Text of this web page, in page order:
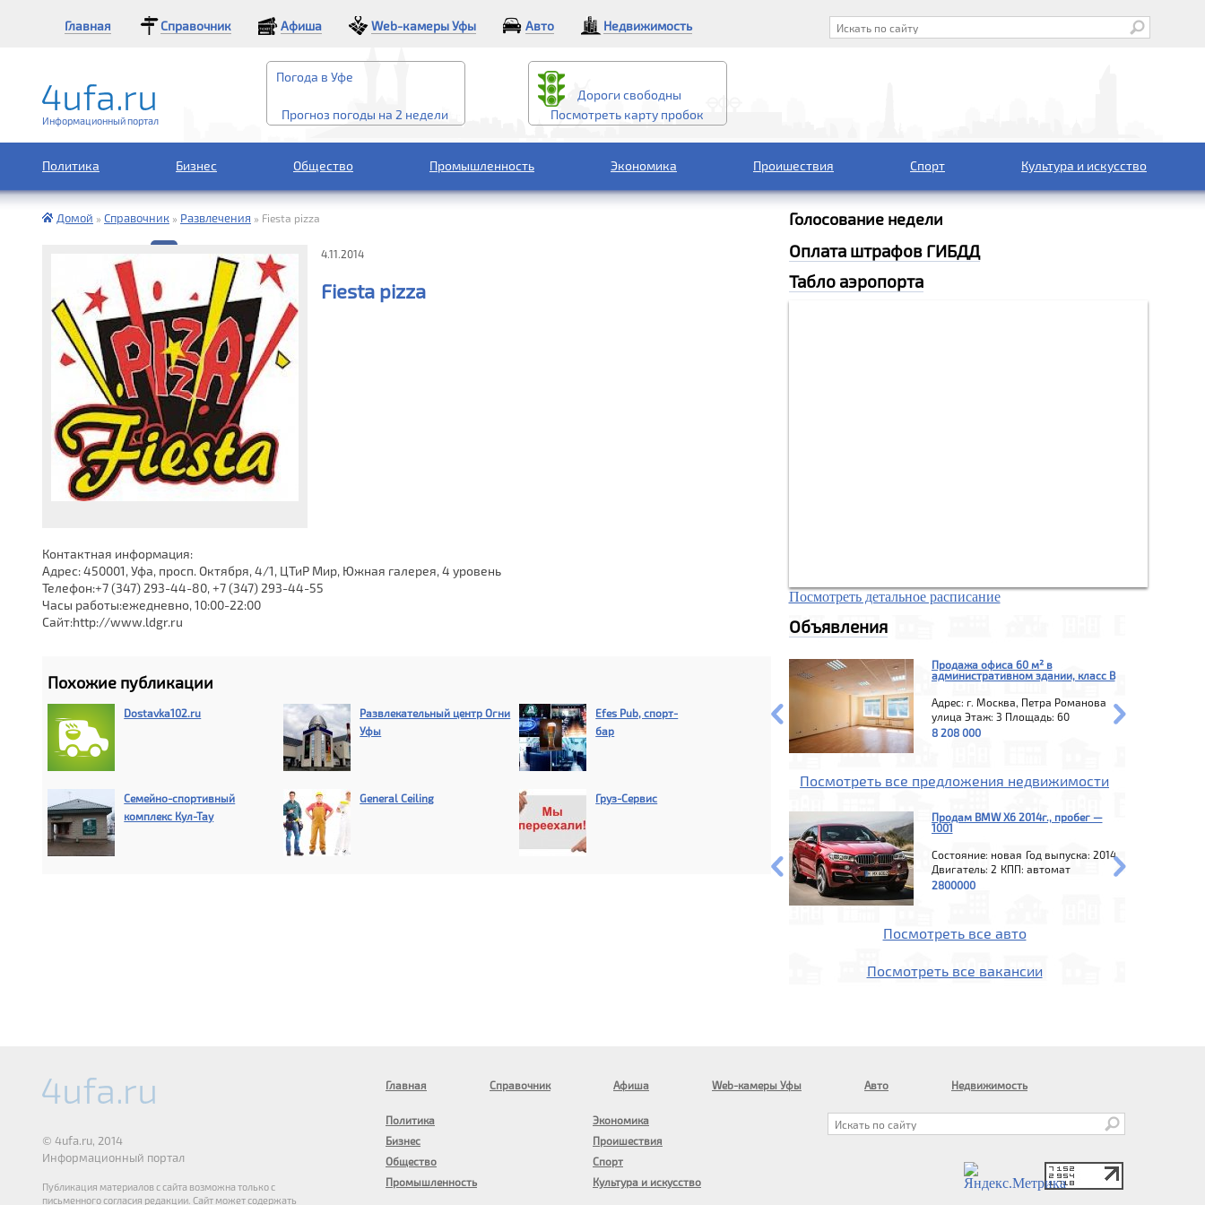
Главная Справочник Афиша Web-камеры Уфы Авто Недвижимость
Информационный портал
Погода в Уфе
Прогноз погоды на 2 недели
Дороги свободны
Посмотреть карту пробок
Политика Бизнес Общество Промышленность Экономика Проишествия Спорт Культура и искусство
Домой » Справочник » Развлечения » Fiesta pizza
4.11.2014
Fiesta pizza
Контактная информация:
Адрес: 450001, Уфа, просп. Октября, 4/1, ЦТиР Мир, Южная галерея, 4 уровень
Телефон:+7 (347) 293-44-80, +7 (347) 293-44-55
Часы работы:ежедневно, 10:00-22:00
Сайт:http://www.ldgr.ru
Похожие публикации
Dostavka102.ru
Развлекательный центр Огни
Уфы
Efes Pub, спорт-
бар
Семейно-спортивный
комплекс Кул-Тау
General Ceiling Груз-Сервис
Голосование недели
Оплата штрафов ГИБДД
Табло аэропорта
Посмотреть детальное расписание
Объявления
Продажа офиса 60 м² в
административном здании, класс B
Адрес: г. Москва, Петра Романова
улица Этаж: 3 Площадь: 60
8 208 000
Посмотреть все предложения недвижимости
Продам BMW X6 2014г., пробег —
1001
Состояние: новая Год выпуска: 2014
Двигатель: 2 КПП: автомат
2800000
Посмотреть все авто
Посмотреть все вакансии
© 4ufa.ru, 2014
Информационный портал
Публикация материалов с сайта возможна только с
письменного согласия редакции. Сайт может содержать
Главная Справочник Афиша Web-камеры Уфы Авто Недвижимость
Политика
Бизнес
Общество
Промышленность
Экономика
Проишествия
Спорт
Культура и искусство